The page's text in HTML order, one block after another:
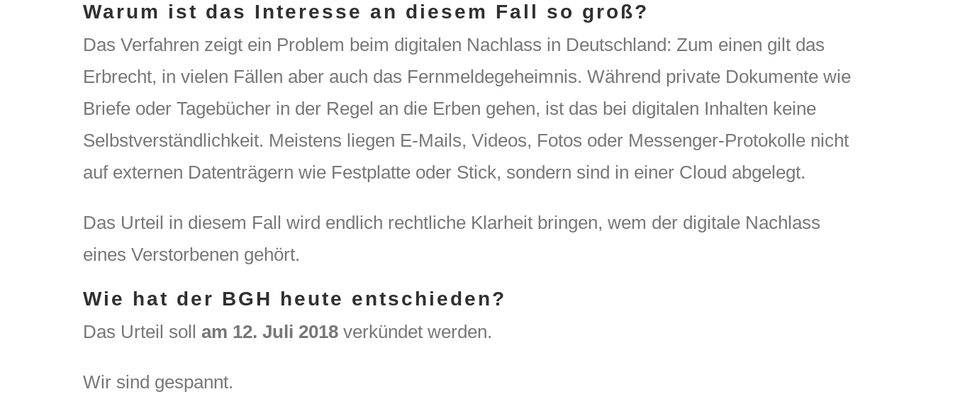
Warum ist das Interesse an diesem Fall so groß?
Das Verfahren zeigt ein Problem beim digitalen Nachlass in Deutschland: Zum einen gilt das
Erbrecht, in vielen Fällen aber auch das Fernmeldegeheimnis. Während private Dokumente wie
Briefe oder Tagebücher in der Regel an die Erben gehen, ist das bei digitalen Inhalten keine
Selbstverständlichkeit. Meistens liegen E-Mails, Videos, Fotos oder Messenger-Protokolle nicht
auf externen Datenträgern wie Festplatte oder Stick, sondern sind in einer Cloud abgelegt.
Das Urteil in diesem Fall wird endlich rechtliche Klarheit bringen, wem der digitale Nachlass
eines Verstorbenen gehört.
Wie hat der BGH heute entschieden?
Das Urteil soll am 12. Juli 2018 verkündet werden.
Wir sind gespannt.